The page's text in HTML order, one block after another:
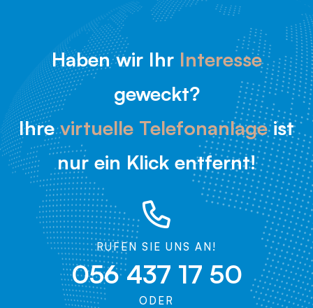
Haben wir Ihr Interesse
geweckt?
Ihrevirtuelle Telefonanlageist
nur ein Klick entfernt!
RUFEN SIE UNS AN!
056 437 17 50
ODER